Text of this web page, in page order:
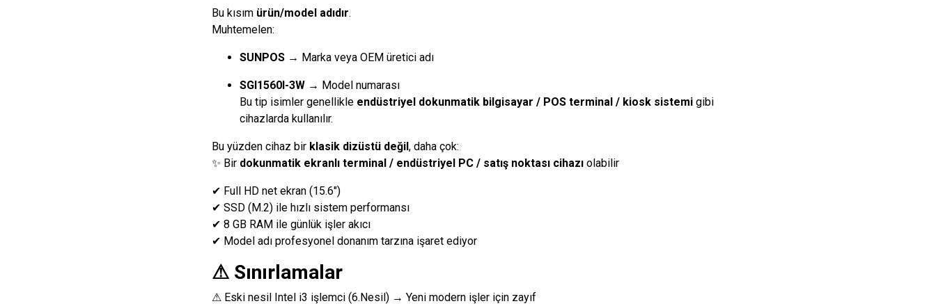
Bu kısım ürün/model adıdır.
Muhtemelen:
SUNPOS→ Marka veya OEM üretici adı
SGI1560I-3W→ Model numarası
Bu tip isimler genellikle endüstriyel dokunmatik bilgisayar / POS terminal / kiosk sistemigibi
cihazlarda kullanılır.
Bu yüzden cihaz bir klasik dizüstü değil, daha çok:
✨ Bir dokunmatik ekranlı terminal / endüstriyel PC / satış noktası cihazıolabilir
✔ Full HD net ekran (15.6″)
✔ SSD (M.2) ile hızlı sistem performansı
✔ 8 GB RAM ile günlük işler akıcı
✔ Model adı profesyonel donanım tarzına işaret ediyor
⚠ Sınırlamalar
⚠ Eski nesil Intel i3 işlemci (6.Nesil) → Yeni modern işler için zayıf